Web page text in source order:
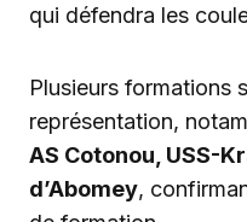
qui défendra les
Plusieurs formations
représentation,
AS Cotonou, USS-
d’Abomey,